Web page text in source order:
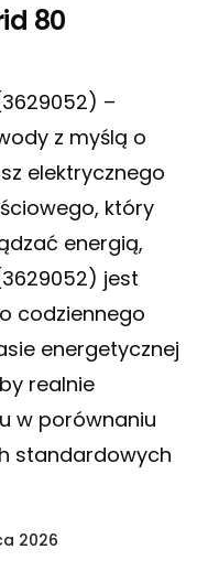
80
–
z myślą o
elektrycznego
który
energią,
jest
codziennego
energetycznej
realnie
w porównaniu
standardowych
2026